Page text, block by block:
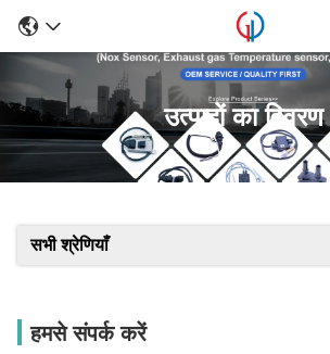
उत्पादों का विवरण
सभी श्रेणियाँ
हमसे संपर्क करें